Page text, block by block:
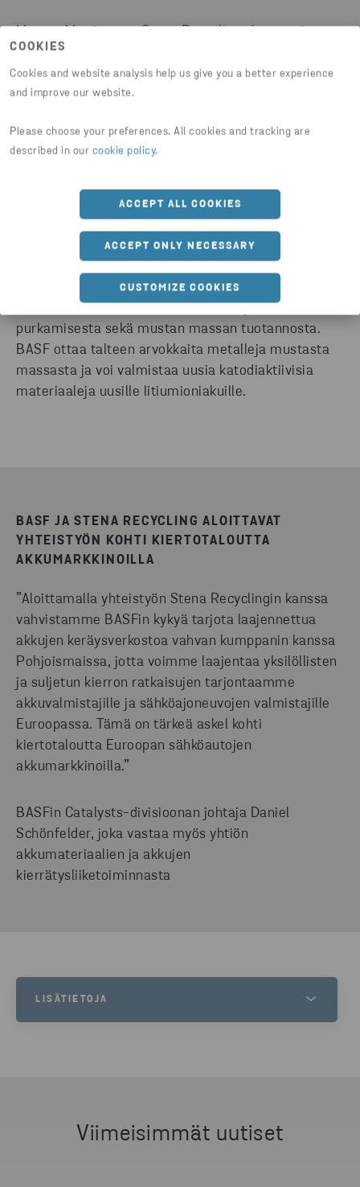
COOKIES
Cookies and website analysis help us give you a better experience
and improve our website.
Please choose your preferences. All cookies and tracking are
described in our cookie policy.
ACCEPT ALL COOKIES
ACCEPT ONLY NECESSARY
CUSTOMIZE COOKIES
akkujen tuotealuepäällikkö
tuotannossa pienentää merkittävästi akun
valmistajat Euroopassa voivat valita laajasta
vastaa käytettyjen litiumioniakkujen ja
purkamisesta sekä mustan massan tuotannosta.
BASF ottaa talteen arvokkaita metalleja mustasta
massasta ja voi valmistaa uusia katodiaktiivisia
materiaaleja uusille litiumioniakuille.
BASF JA STENA RECYCLING ALOITTAVAT
YHTEISTYÖN KOHTI KIERTOTALOUTTA
AKKUMARKKINOILLA
”Aloittamalla yhteistyön Stena Recyclingin kanssa
vahvistamme BASFin kykyä tarjota laajennettua
akkujen keräysverkostoa vahvan kumppanin kanssa
Pohjoismaissa, jotta voimme laajentaa yksilöllisten
ja suljetun kierron ratkaisujen tarjontaamme
akkuvalmistajille ja sähköajoneuvojen valmistajille
Euroopassa. Tämä on tärkeä askel kohti
kiertotaloutta Euroopan sähköautojen
akkumarkkinoilla.”
BASFin Catalysts-divisioonan johtaja Daniel
Schönfelder, joka vastaa myös yhtiön
akkumateriaalien ja akkujen
kierrätysliiketoiminnasta
LISÄTIETOJA
Viimeisimmät uutiset